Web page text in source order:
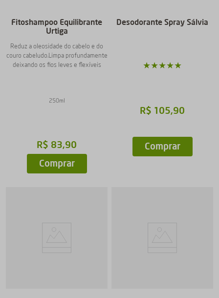
Fitoshampoo Equilibrante
Urtiga
Reduz a oleosidade do cabelo e do
couro cabeludo.Limpa profundamente
deixando os fios leves e flexíveis
250ml
R$ 83,90
Comprar
Desodorante Spray Sálvia
★★★★★
R$ 105,90
Comprar